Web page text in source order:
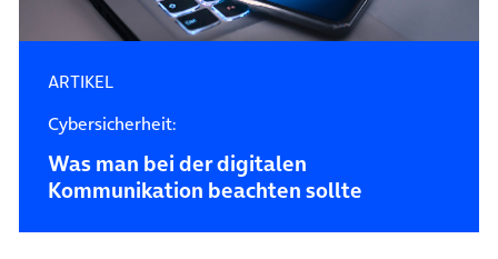
ARTIKEL
Cybersicherheit:
Was man bei der digitalen
Kommunikation beachten sollte